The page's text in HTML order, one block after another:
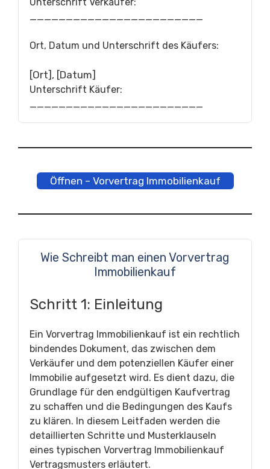
Ort, Datum und Unterschrift des Käufers:
[Ort], [Datum]
Unterschrift Käufer:
Öffnen – Vorvertrag Immobilienkauf
Wie Schreibt man einen Vorvertrag
Immobilienkauf
Schritt 1: Einleitung
Ein Vorvertrag Immobilienkauf ist ein rechtlich
bindendes Dokument, das zwischen dem
Verkäufer und dem potenziellen Käufer einer
Immobilie aufgesetzt wird. Es dient dazu, die
Grundlage für den endgültigen Kaufvertrag
zu schaffen und die Bedingungen des Kaufs
zu klären. In diesem Leitfaden werden die
detaillierten Schritte und Musterklauseln
eines typischen Vorvertrag Immobilienkauf
Vertragsmusters erläutert.